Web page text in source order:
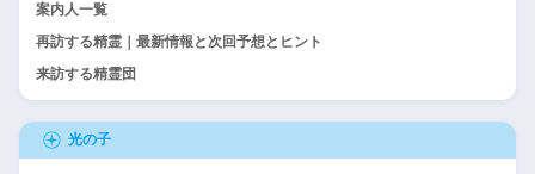
案内人一覧
再訪する精霊｜最新情報と次回予想とヒント
来訪する精霊団
光の子